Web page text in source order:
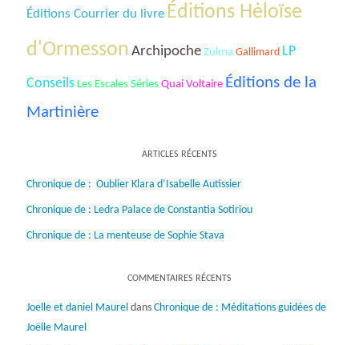
Éditions Courrier du livre Éditions Hėloïse
d'Ormesson Archipoche Zulma Gallimard LP
Conseils Les Escales Séries Quai Voltaire Éditions de la
Martinière
ARTICLES RÉCENTS
Chronique de : Oublier Klara d’Isabelle Autissier
Chronique de : Ledra Palace de Constantia Sotiriou
Chronique de : La menteuse de Sophie Stava
COMMENTAIRES RÉCENTS
Joelle et daniel Maureldans Chronique de : Méditations guidées de
Joëlle Maurel